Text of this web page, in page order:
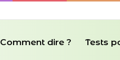
Comment dire ? Tests